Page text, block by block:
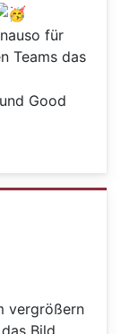
für
Teams das
Good
vergrößern